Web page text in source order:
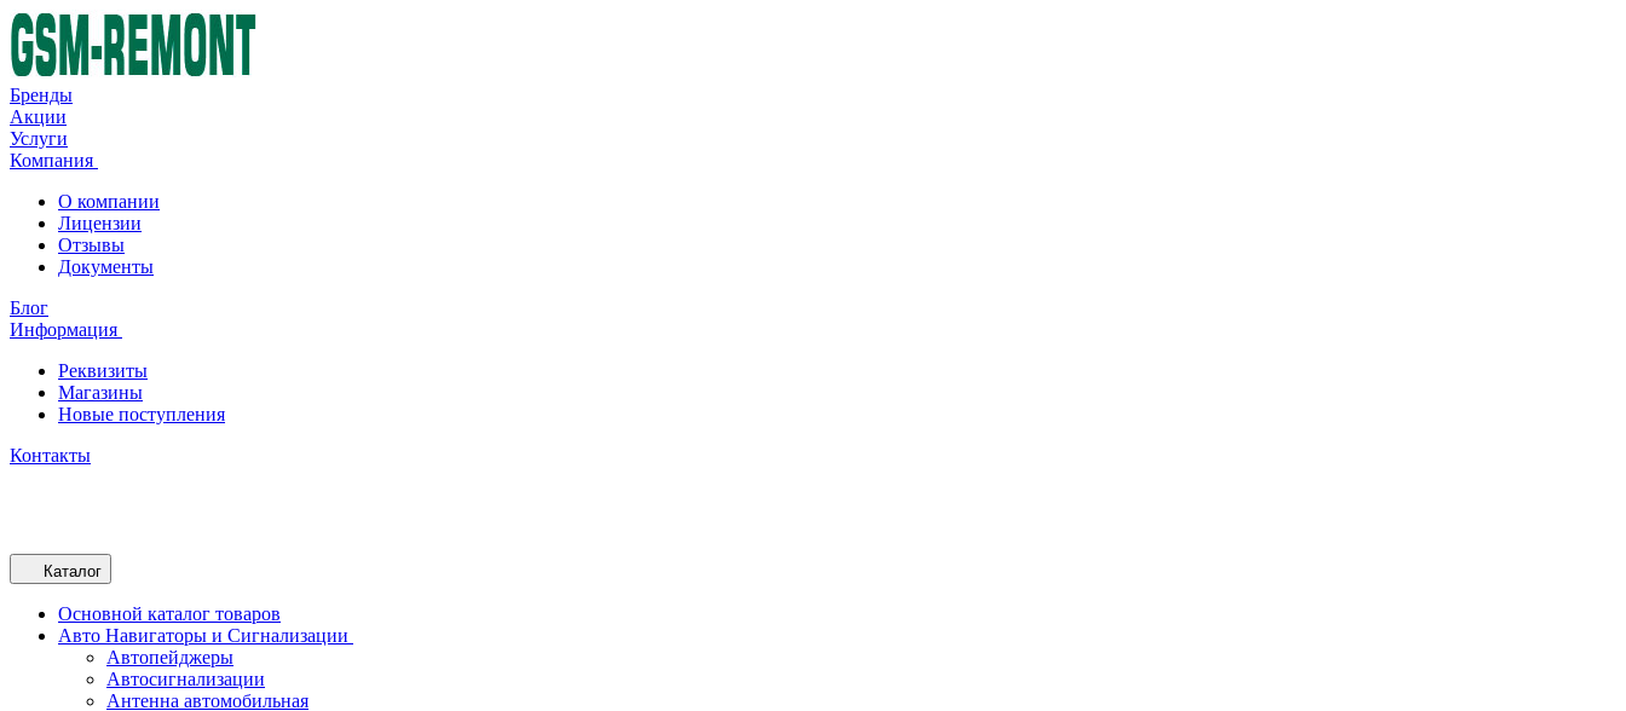
Бренды
Акции
Услуги
Компания
О компании
Лицензии
Отзывы
Документы
Блог
Информация
Реквизиты
Магазины
Новые поступления
Контакты
Каталог
Основной каталог товаров
Авто Навигаторы и Сигнализации
Автопейджеры
Автосигнализации
Антенна автомобильная